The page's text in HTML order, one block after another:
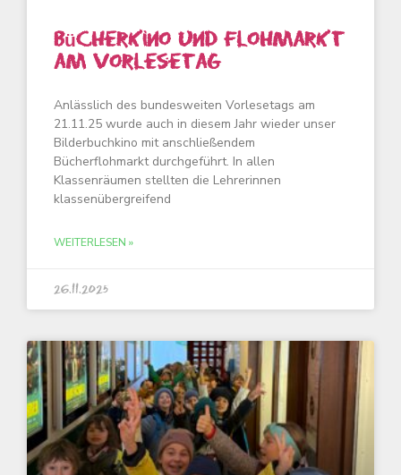
Bücherkino und Flohmarkt
am Vorlesetag
Anlässlich des bundesweiten Vorlesetags am
21.11.25 wurde auch in diesem Jahr wieder unser
Bilderbuchkino mit anschließendem
Bücherflohmarkt durchgeführt. In allen
Klassenräumen stellten die Lehrerinnen
klassenübergreifend
WEITERLESEN »
26.11.2025